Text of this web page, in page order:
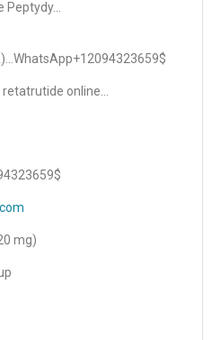
Peptydy…
online…
mg)